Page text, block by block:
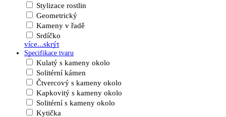
Stylizace rostlin
Geometrický
Kameny v řadě
Srdíčko
více...skrýt
Specifikace tvaru
Kulatý s kameny okolo
Solitérní kámen
Čtvercový s kameny okolo
Kapkovitý s kameny okolo
Solitérní s kameny okolo
Kytička